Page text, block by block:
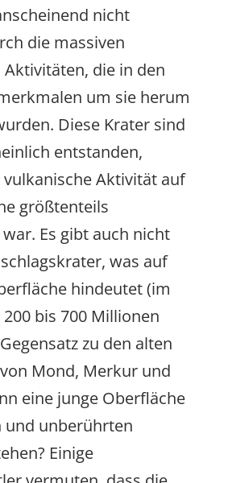
nicht
die massiven
die in den
um sie herum
Diese Krater sind
entstanden,
Aktivität auf
größtenteils
Es gibt auch nicht
was auf
hindeutet (im
bis 700 Millionen
zu den alten
Mond, Merkur und
eine junge Oberfläche
und unberührten
Einige